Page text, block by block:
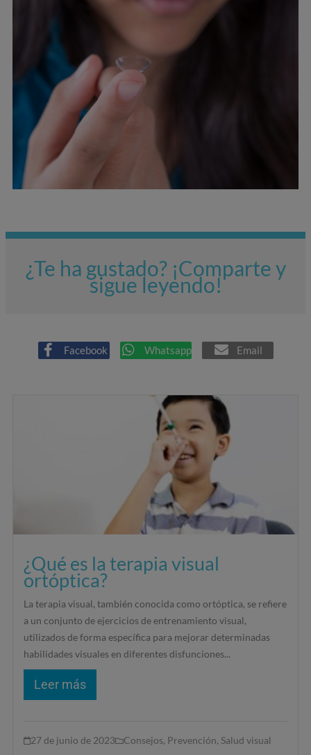
¿Te ha gustado? ¡Comparte y
sigue leyendo!
Facebook Whatsapp Email
¿Qué es la terapia visual
ortóptica?
La terapia visual, también conocida como ortóptica, se refiere
a un conjunto de ejercicios de entrenamiento visual,
utilizados de forma específica para mejorar determinadas
habilidades visuales en diferentes disfunciones...
Leer más
27 de junio de 2023 Consejos, Prevención, Salud visual